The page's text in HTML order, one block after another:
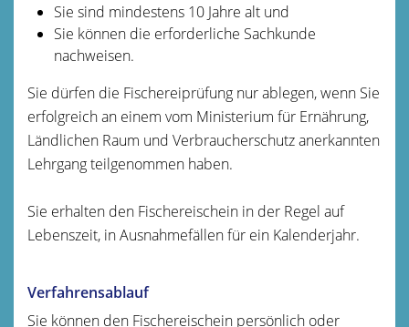
Sie sind mindestens 10 Jahre alt und
Sie können die erforderliche Sachkunde
nachweisen.
Sie dürfen die Fischereiprüfung nur ablegen, wenn Sie
erfolgreich an einem vom Ministerium für Ernährung,
Ländlichen Raum und Verbraucherschutz anerkannten
Lehrgang teilgenommen haben.
Sie erhalten den Fischereischein in der Regel auf
Lebenszeit, in Ausnahmefällen für ein Kalenderjahr.
Verfahrensablauf
Sie können den Fischereischein persönlich oder